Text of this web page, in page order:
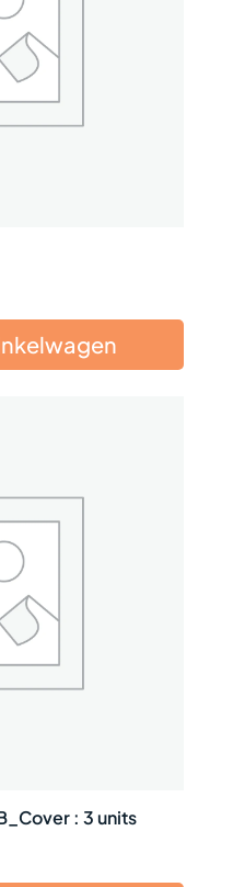
: 3 units